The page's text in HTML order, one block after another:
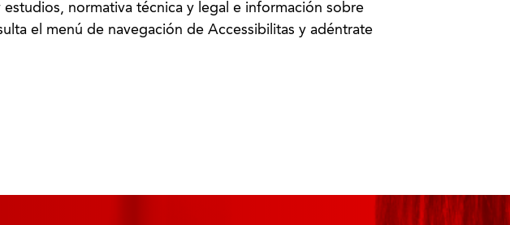
estudios, normativa técnica y legal e información sobre
el menú de navegación de Accessibilitas y adéntrate